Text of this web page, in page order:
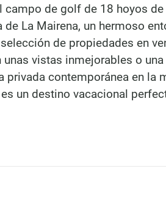
de golf de 18 hoyos de
La Mairena, un hermoso
de propiedades en
vistas inmejorables o
contemporánea en la
un destino vacacional
DINU LIVING
Bianca Elena